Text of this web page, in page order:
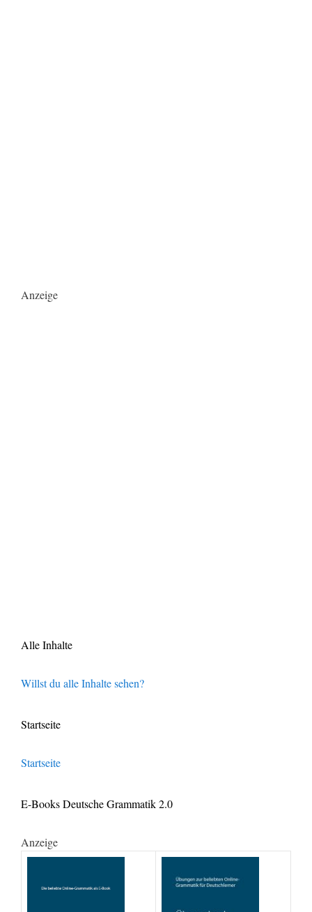
Anzeige
Alle Inhalte
Willst du alle Inhalte sehen?
Startseite
Startseite
E-Books Deutsche Grammatik 2.0
Anzeige